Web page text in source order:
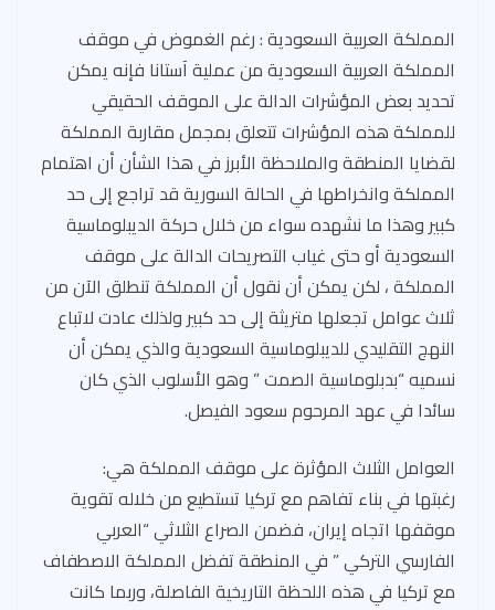
المملكة العربية السعودية : رغم الغموض في موقف
المملكة العربية السعودية من عملية آستانا فإنه يمكن
تحديد بعض المؤشرات الدالة على الموقف الحقيقي
للمملكة هذه المؤشرات تتعلق بمجمل مقاربة المملكة
لقضايا المنطقة والملاحظة الأبرز في هذا الشأن أن اهتمام
المملكة وانخراطها في الحالة السورية قد تراجع إلى حد
كبير وهذا ما نشهده سواء من خلال حركة الديبلوماسية
السعودية أو حتى غياب التصريحات الدالة على موقف
المملكة ، لكن يمكن أن نقول أن المملكة تنطلق الآن من
ثلاث عوامل تجعلها متريثة إلى حد كبير ولذلك عادت لاتباع
النهج التقليدي للديبلوماسية السعودية والذي يمكن أن
نسميه “بدبلوماسية الصمت ” وهو الأسلوب الذي كان
سائدا في عهد المرحوم سعود الفيصل.
العوامل الثلاث المؤثرة على موقف المملكة هي:
رغبتها في بناء تفاهم مع تركيا تستطيع من خلاله تقوية
موقفها اتجاه إيران، فضمن الصراع الثلاثي “العربي
الفارسي التركي ” في المنطقة تفضل المملكة الاصطفاف
مع تركيا في هذه اللحظة التاريخية الفاصلة، وربما كانت